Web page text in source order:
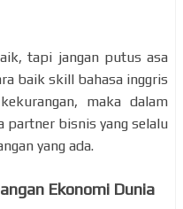
tapi jangan putus asa
baik skill bahasa inggris
maka dalam
partner bisnis yang selalu
yang ada.
Ekonomi Dunia